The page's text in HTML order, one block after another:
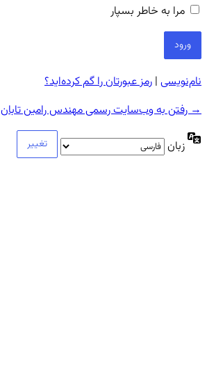
مرا به خاطر بسپار
نام‌نویسی | رمز عبورتان را گم کرده‌اید؟
→ رفتن به وب‌سایت رسمی مهندس رامین تابان
زبان